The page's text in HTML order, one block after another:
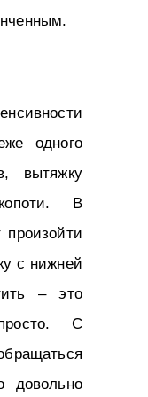
одного
вытяжку
В
с нижней
– это
С
довольно